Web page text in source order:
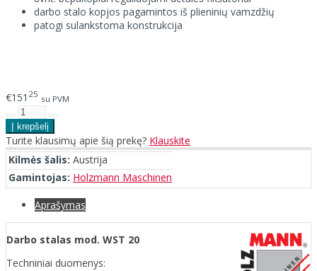
darbo stalo kopjos pagamintos iš plieninių vamzdžių
patogi sulankstoma konstrukcija
€151 25 su PVM
Turite klausimų apie šią prekę? Klauskite
Kilmės šalis: Austrija
Gamintojas: Holzmann Maschinen
Aprašymas
Darbo stalas mod. WST 20
Techniniai duomenys: